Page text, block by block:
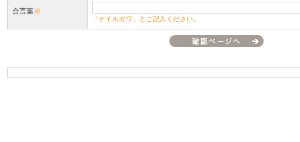
合言葉※
「ナイルガワ」とご記入ください。